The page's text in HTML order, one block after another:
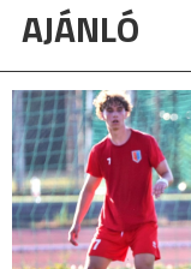
AJÁNLÓ